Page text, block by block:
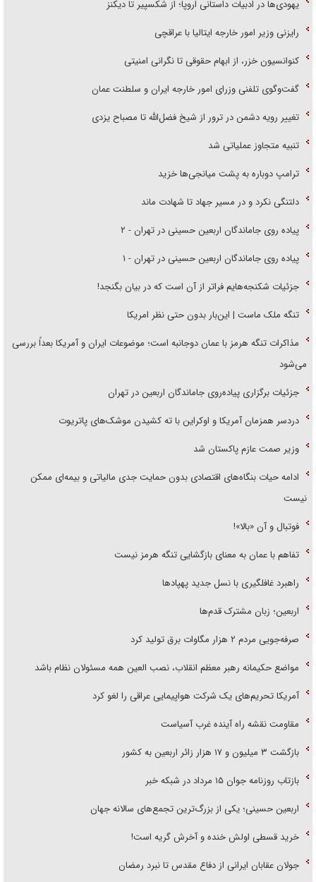
یهودی‌ها در ادبیات داستانی اروپا؛ از شکسپیر تا دیکنز
رایزنی وزیر امور خارجه ایتالیا با عراقچی
کنوانسیون خزر، از ابهام حقوقی تا نگرانی امنیتی
گفت‌وگوی تلفنی وزرای امور خارجه ایران و سلطنت عمان
تغییر رویه دشمن در ترور از شیخ فضل‌الله تا مصباح یزدی
تنبیه متجاوز عملیاتی شد
ترامپ دوباره به پشت میانجی‌ها خزید
دلتنگی نکرد و در مسیر جهاد تا شهادت ماند
پیاده روی جاماندگان اربعین حسینی در تهران - ۲
پیاده روی جاماندگان اربعین حسینی در تهران - ۱
جزئیات شکنجه‌هایم فراتر از آن است که در بیان بگنجد!
تنگه ملک ماست | این‌بار بدون حتی نظر امریکا
مذاکرات تنگه هرمز با عمان دوجانبه است؛ موضوعات ایران و آمریکا بعداً بررسی
می‌شود
جزئیات برگزاری پیاده‌روی جاماندگان اربعین در تهران
دردسر همزمان آمریکا و اوکراین با ته کشیدن موشک‌های پاتریوت
وزیر صمت عازم پاکستان شد
ادامه حیات بنگاه‌های اقتصادی بدون حمایت جدی مالیاتی و بیمه‌ای ممکن
نیست
فوتبال و آن «بالا»!
تفاهم با عمان به معنای بازگشایی تنگه هرمز نیست
راهبرد غافلگیری با نسل جدید پهپاد‌ها
اربعین؛ زبان مشترک قدم‌ها
صرفه‌جویی مردم ۲ هزار مگاوات برق تولید کرد
مواضع حکیمانه رهبر معظم انقلاب، نصب العین همه مسئولان نظام باشد
آمریکا تحریم‌های یک شرکت هواپیمایی عراقی را لغو کرد
مقاومت نقشه راه آینده غرب آسیاست
بازگشت ۳ میلیون و ۱۷ هزار زائر اربعین به کشور
بازتاب روزنامه جوان ۱۵ مرداد در شبکه خبر
اربعین حسینی؛ یکی از بزرگ‌ترین تجمع‌های سالانه جهان
خرید قسطی اولش خنده و آخرش گریه است!
جولان عقابان ایرانی از دفاع مقدس تا نبرد رمضان